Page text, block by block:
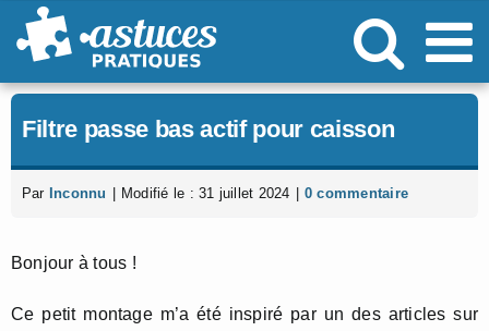
Passer
au
Filtre passe bas actif pour caisson
Par Inconnu Modifié le : 31 juillet 2024 0 commentaire
Bonjour à tous !
Ce petit montage m’a été inspiré par un des articles sur